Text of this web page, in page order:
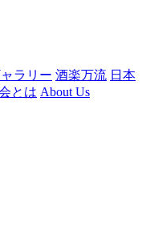
ラリー 酒楽万流 日本
とは About Us